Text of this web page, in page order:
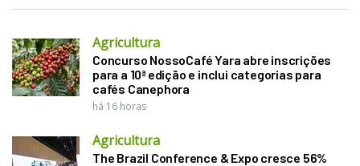
Agricultura
Concurso NossoCafé Yara abre inscrições
para a 10ª edição e inclui categorias para
cafés Canephora
há 16 horas
Agricultura
The Brazil Conference & Expo cresce 56%